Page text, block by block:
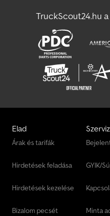
Szabván Felépítmény
Ztalajlazító Gép
TruckScout24.hu
Elad
Árak és tarifák
Hirdetések feladása
Hirdetések kezelése
Bizalom pecsét
GYIK/
Minta